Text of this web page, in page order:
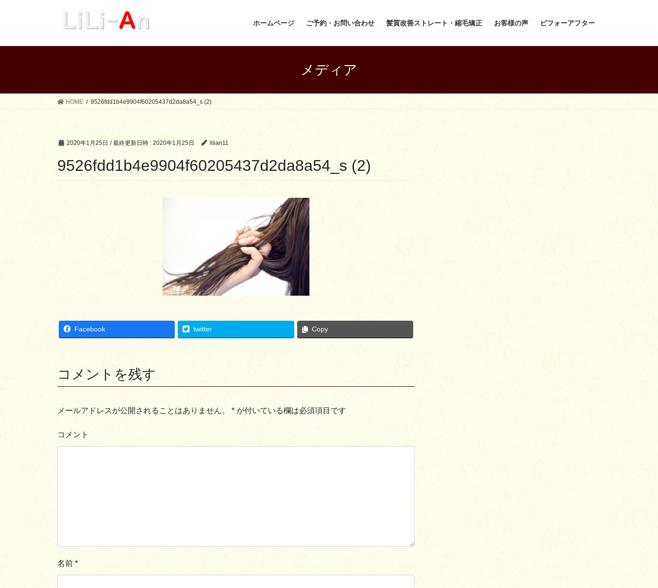
ホームページ ご予約・お問い合わせ 髪質改善ストレート・縮毛矯正 お客様の声 ビフォーアフター
メディア
HOME 9526fdd1b4e9904f60205437d2da8a54_s (2)
2020年1月25日 / 最終更新日時 : 2020年1月25日 lilian11
9526fdd1b4e9904f60205437d2da8a54_s (2)
Facebook twitter Copy
コメントを残す
メールアドレスが公開されることはありません。 * が付いている欄は必須項目です
コメント
名前 *